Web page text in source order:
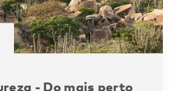
- Do mais perto